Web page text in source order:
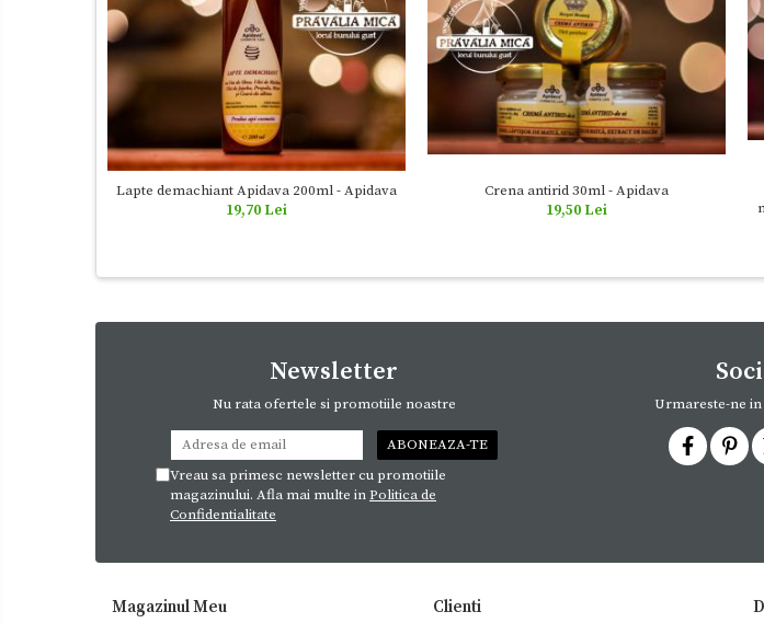
Lapte demachiant Apidava 200ml - Apidava
19,70 Lei
Crena antirid 30ml - Apidava
19,50 Lei
Newsletter
Nu rata ofertele si promotiile noastre
Vreau sa primesc newsletter cu promotiile
magazinului. Afla mai multe inPolitica de
Confidentialitate
Urmareste-ne
Magazinul Meu Clienti